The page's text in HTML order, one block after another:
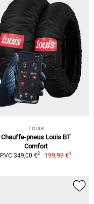
Louis
Chauffe-pneus Louis BT
Comfort
PVC 349,00 €2 199,99 €1